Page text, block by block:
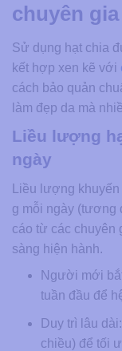
chuyên gia
Sử dụng hạt chia
kết hợp xen kẽ với
cách bảo quản
làm đẹp da mà
Liều lượng
ngày
Liều lượng
g mỗi ngày (tương
cáo từ các chuyên
sàng hiện hành.
Người mới
tuần đầu để
Duy trì lâu
chiều) để tối